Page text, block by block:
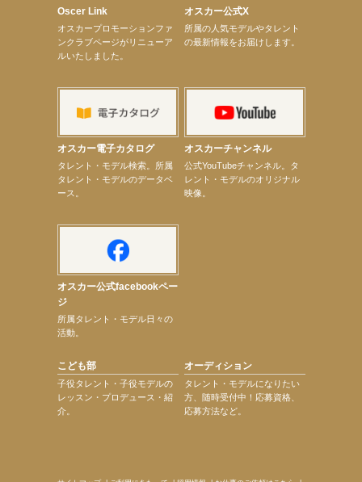
【髙橋ひかる】7月雑誌掲載情報
【elfin’】7thシングル『全世界』がFMふくろうでパワープレイO.A.決定
【上戸彩】「サントリードリームマッチ2026」 始球式
【上戸彩】サントリー「−196」新CM出演！
【elfin’】【小倉舞子】8月9日（日）「MxM’s produce event vol.14」に出演決定！
【宇垣美里】「マンガ【推しの子】展‐星のキセキ‐」オープニングイベント
【昆虫ハンター牧田習】7月25日（土）NHKラジオ「石丸謙二郎の山カフェ」出演
【昆虫ハンター牧田習】7月22日（水）TBSラジオ「こねくと」出演
【定本楓馬】映画「藍反射」札幌シアターキノにて8月29日（土）・8月31日（月）2日間限定上映
Oscer Link
オスカープロモーションファ
ンクラブページがリニューア
ルいたしました。
オスカー公式X
所属の人気モデルやタレント
の最新情報をお届けします。
オスカー電子カタログ
タレント・モデル検索。所属
タレント・モデルのデータベ
ース。
オスカーチャンネル
公式YouTubeチャンネル。タ
レント・モデルのオリジナル
映像。
オスカー公式facebookペー
ジ
所属タレント・モデル日々の
活動。
こども部
子役タレント・子役モデルの
レッスン・プロデュース・紹
介。
オーディション
タレント・モデルになりたい
方、随時受付中！応募資格、
応募方法など。